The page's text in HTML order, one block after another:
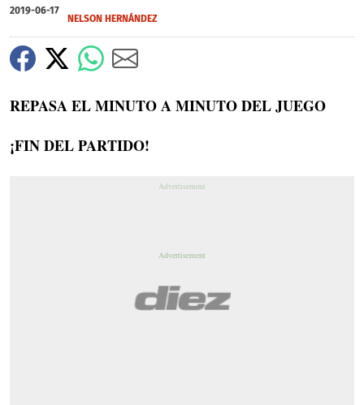
of
21
2019-06-17
NELSON HERNÁNDEZ
REPASA EL MINUTO A MINUTO DEL JUEGO
¡FIN DEL PARTIDO!